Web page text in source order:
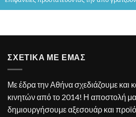
ΣΧΕΤΙΚΑ ΜΕ ΕΜΑΣ
Με έδρα την Αθήνα σχεδιάζουμε και
κινητών από το 2014! Η αποστολή
δημιουργήσουμε αξεσουάρ και